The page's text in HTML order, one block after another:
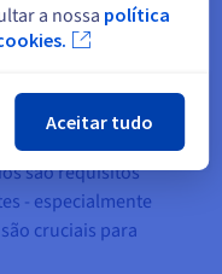
ou aG-Cloud do
com
dos dados,
«A
são requisitos
- especialmente
cruciais para
a nossa política
Aceitar tudo